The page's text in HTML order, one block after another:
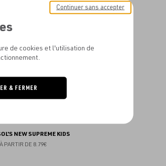
NEW SUPREME KIDS
À PARTIR DE 8.79€
aux
de cookies et l'utilisation de
Continuer sans accepter
& FERMER